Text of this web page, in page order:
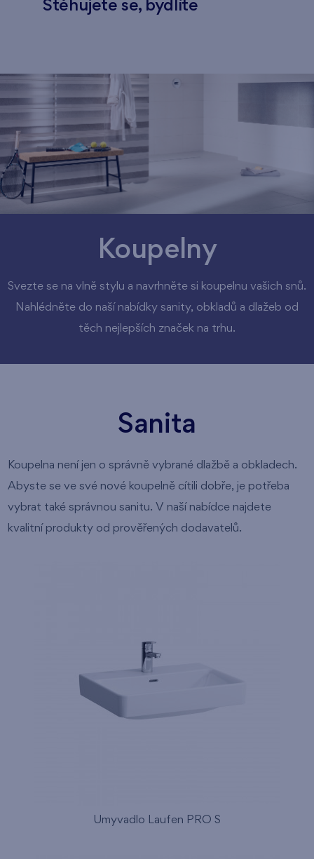
Stěhujete se, bydlíte
Koupelny
Svezte se na vlně stylu a navrhněte si koupelnu vašich snů.
Nahlédněte do naší nabídky sanity, obkladů a dlažeb od
těch nejlepších značek na trhu.
Sanita
Koupelna není jen o správně vybrané dlažbě a obkladech.
Abyste se ve své nové koupelně cítili dobře, je potřeba
vybrat také správnou sanitu. V naší nabídce najdete
kvalitní produkty od prověřených dodavatelů.
Umyvadlo Laufen PRO S